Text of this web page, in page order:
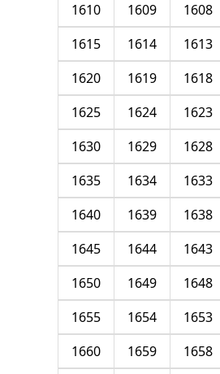
1608
1609
1610
1613
1614
1615
1618
1619
1620
1623
1624
1625
1628
1629
1630
1633
1634
1635
1638
1639
1640
1643
1644
1645
1648
1649
1650
1653
1654
1655
1658
1659
1660